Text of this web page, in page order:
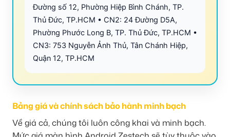
Đường số 12, Phường Hiệp Bình Chánh, TP.
Thủ Đức, TP.HCM • CN2: 24 Đường D5A,
Phường Phước Long B, TP. Thủ Đức, TP.HCM •
CN3: 753 Nguyễn Ảnh Thủ, Tân Chánh Hiệp,
Quận 12, TP.HCM
Bảng giá và chính sách bảo hành minh bạch
Về giá cả, chúng tôi luôn công khai và minh bạch.